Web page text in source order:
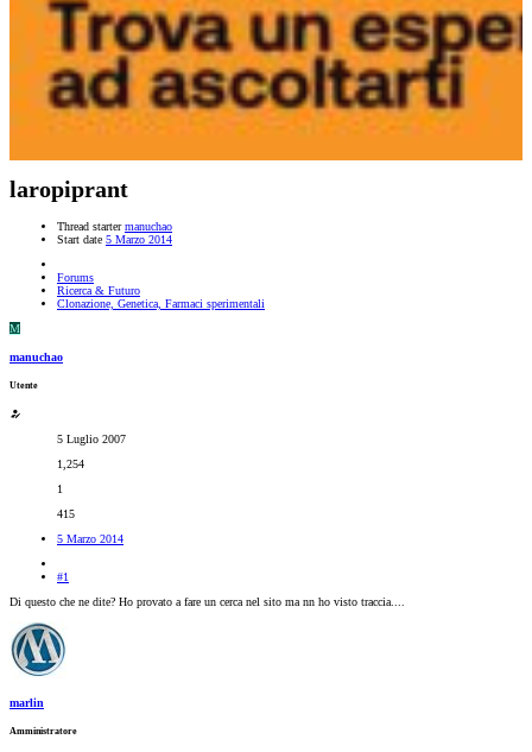
laropiprant
Thread starter manuchao
Start date 5 Marzo 2014
Forums
Ricerca & Futuro
Clonazione, Genetica, Farmaci sperimentali
M
manuchao
Utente
5 Luglio 2007
1,254
1
415
5 Marzo 2014
#1
Di questo che ne dite? Ho provato a fare un cerca nel sito ma nn ho visto traccia....
marlin
Amministratore